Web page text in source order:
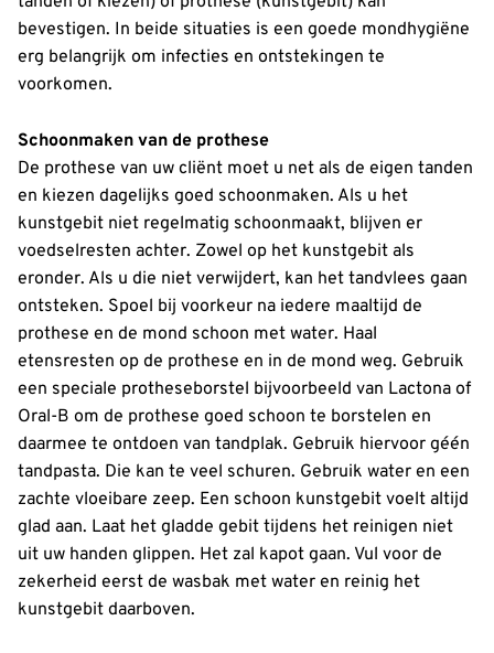
bevestigen. In beide situaties is een goede mondhygiëne
erg belangrijk om infecties en ontstekingen te
voorkomen.
Schoonmaken van de prothese
De prothese van uw cliënt moet u net als de eigen tanden
en kiezen dagelijks goed schoonmaken. Als u het
kunstgebit niet regelmatig schoonmaakt, blijven er
voedselresten achter. Zowel op het kunstgebit als
eronder. Als u die niet verwijdert, kan het tandvlees gaan
ontsteken. Spoel bij voorkeur na iedere maaltijd de
prothese en de mond schoon met water. Haal
etensresten op de prothese en in de mond weg. Gebruik
een speciale protheseborstel bijvoorbeeld van Lactona of
Oral-B om de prothese goed schoon te borstelen en
daarmee te ontdoen van tandplak. Gebruik hiervoor géén
tandpasta. Die kan te veel schuren. Gebruik water en een
zachte vloeibare zeep. Een schoon kunstgebit voelt altijd
glad aan. Laat het gladde gebit tijdens het reinigen niet
uit uw handen glippen. Het zal kapot gaan. Vul voor de
zekerheid eerst de wasbak met water en reinig het
kunstgebit daarboven.